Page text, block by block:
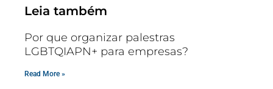
Leia também
Por que organizar palestras
LGBTQIAPN+ para empresas?
Read More »